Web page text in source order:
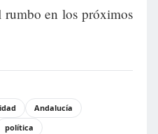
rumbo en los próximos
Andalucía
política